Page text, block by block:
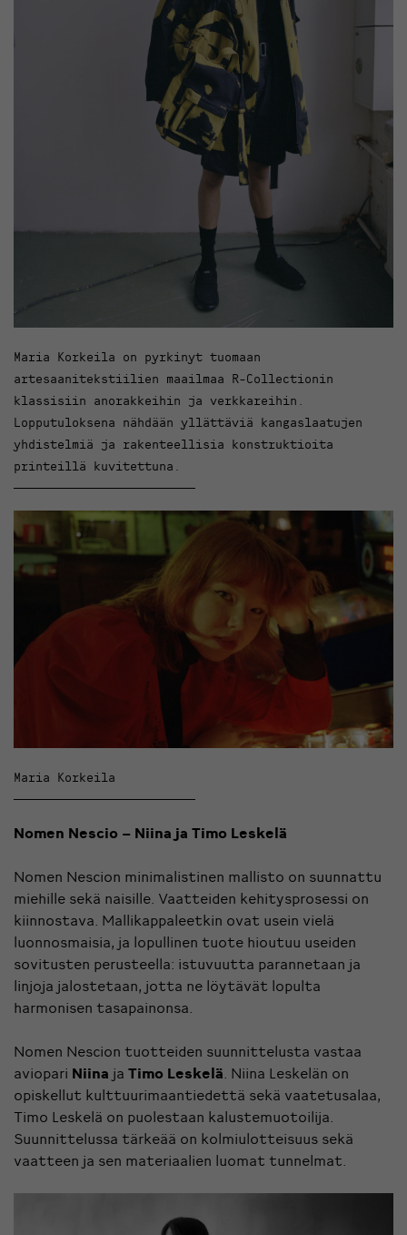
Maria Korkeila on pyrkinyt tuomaan
artesaanitekstiilien maailmaa R-Collectionin
klassisiin anorakkeihin ja verkkareihin.
Lopputuloksena nähdään yllättäviä kangaslaatujen
yhdistelmiä ja rakenteellisia konstruktioita
printeillä kuvitettuna.
Maria Korkeila
Nomen Nescio – Niina ja Timo Leskelä
Nomen Nescion minimalistinen mallisto on suunnattu
miehille sekä naisille. Vaatteiden kehitysprosessi on
kiinnostava. Mallikappaleetkin ovat usein vielä
luonnosmaisia, ja lopullinen tuote hioutuu useiden
sovitusten perusteella: istuvuutta parannetaan ja
linjoja jalostetaan, jotta ne löytävät lopulta
harmonisen tasapainonsa.
Nomen Nescion tuotteiden suunnittelusta vastaa
aviopari Niina ja Timo Leskelä. Niina Leskelän on
opiskellut kulttuurimaantiedettä sekä vaatetusalaa,
Timo Leskelä on puolestaan kalustemuotoilija.
Suunnittelussa tärkeää on kolmiulotteisuus sekä
vaatteen ja sen materiaalien luomat tunnelmat.